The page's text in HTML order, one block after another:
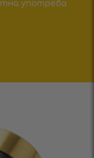
употреба